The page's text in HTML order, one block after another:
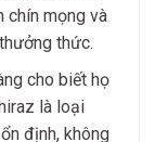
chín mọng và
thức.
cho biết họ
là loại
định, không